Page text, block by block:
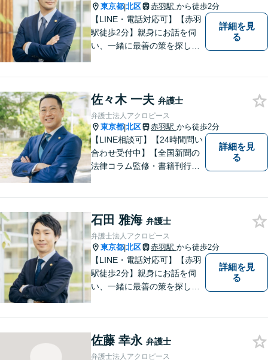
東京都|北区 赤羽駅 から徒歩2分
【LINE・電話対応可】【赤羽
駅徒歩2分】親身にお話を伺
い、一緒に最善の策を探しま
護をします。他士業との連携
あり【初回面談無料】
詳細を見
る
佐々木 一夫 弁護士
弁護士法人アクロピース
東京都|北区 赤羽駅 から徒歩2分
【LINE相談可】【24時間問い
合わせ受付中】【全国新聞の
法律コラム監修・書籍刊行・
を伺い、相談予約をご案内。
「有利な条件で解決したい」
と強い要望がある方はご相談
ください。
詳細を見
る
石田 雅海 弁護士
弁護士法人アクロピース
東京都|北区 赤羽駅 から徒歩2分
【LINE・電話対応可】【赤羽
駅徒歩2分】親身にお話を伺
い、一緒に最善の策を探しま
護をします。他士業との連携
あり【初回面談無料】
詳細を見
る
佐藤 幸永 弁護士
弁護士法人アクロピース